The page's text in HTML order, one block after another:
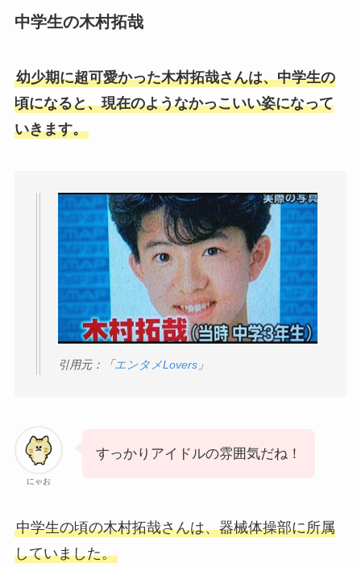
中学生の木村拓哉
幼少期に超可愛かった木村拓哉さんは、中学生の
頃になると、現在のようなかっこいい姿になって
いきます。
引用元：「エンタメLovers」
にゃお
すっかりアイドルの雰囲気だね！
中学生の頃の木村拓哉さんは、器械体操部に所属
していました。